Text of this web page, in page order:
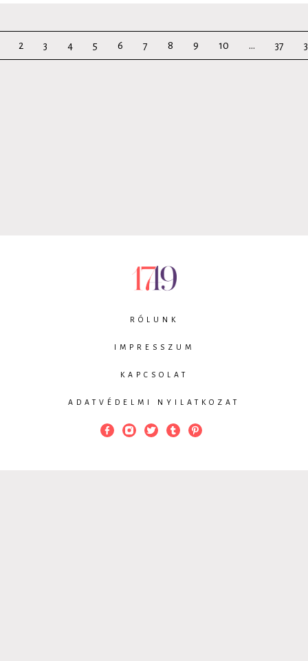
2 3 4 5 6 7 8 9 10 ... 37
RÓLUNK
IMPRESSZUM
KAPCSOLAT
ADATVÉDELMI NYILATKOZAT